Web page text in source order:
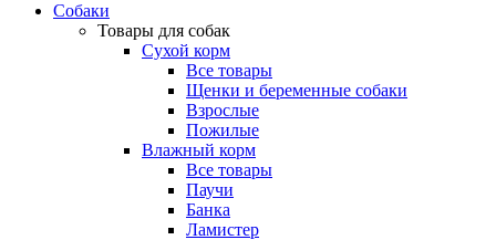
Собаки
Товары для собак
Сухой корм
Все товары
Щенки и беременные собаки
Взрослые
Пожилые
Влажный корм
Все товары
Паучи
Банка
Ламистер